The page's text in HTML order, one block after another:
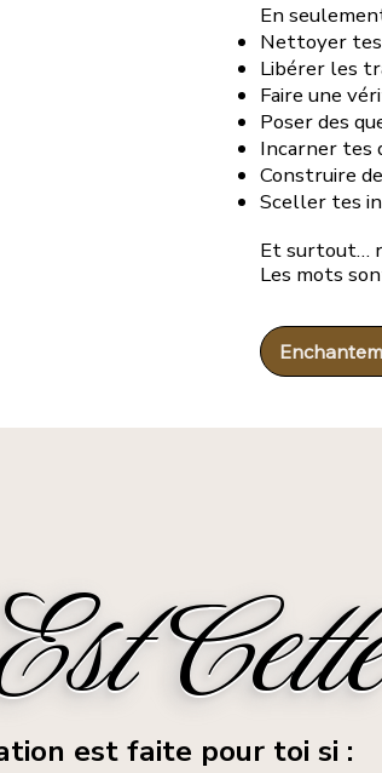
En
Nettoyer tes
Libérer les
Faire une
Poser des
Incarner tes
Construire
Sceller tes
Et surtout…
Les mots
est faite pour toi si :